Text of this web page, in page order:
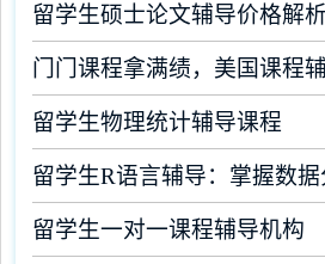
留学生硕士论文辅导价格解析
门门课程拿满绩，美国课程
留学生物理统计辅导课程
留学生一对一课程辅导机构